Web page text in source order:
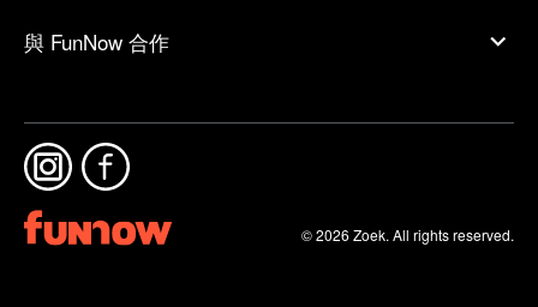
與 FunNow 合作
© 2026 Zoek. All rights reserved.